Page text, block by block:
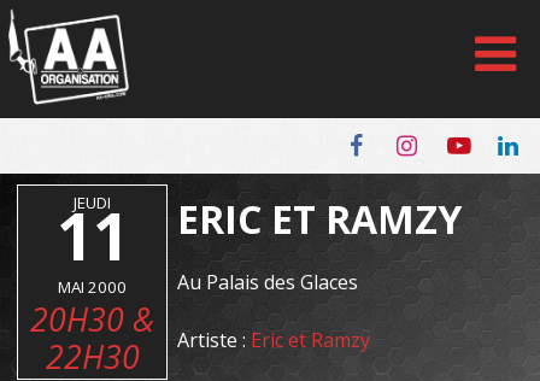
Panneau de gestion des cookies
JEUDI
11
MAI 2000
20H30 &
22H30
ERIC ET RAMZY
Au Palais des Glaces
Artiste : Eric et Ramzy